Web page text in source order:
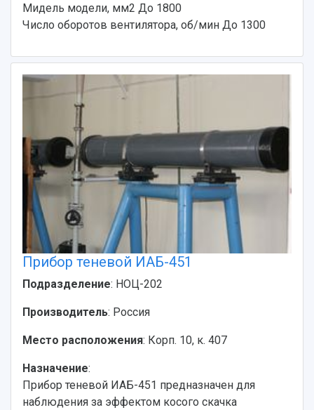
Мидель модели, мм2 До 1800
Число оборотов вентилятора, об/мин До 1300
Прибор теневой ИАБ-451
Подразделение: НОЦ-202
Производитель: Россия
Место расположения: Корп. 10, к. 407
Назначение:
Прибор теневой ИАБ-451 предназначен для
наблюдения за эффектом косого скачка